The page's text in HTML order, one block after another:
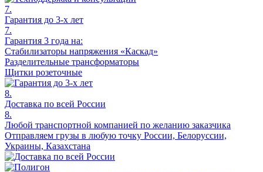
7.
Гарантия до 3-х лет
7.
Гарантия 3 года на:
Стабилизаторы напряжения «Каскад»
Разделительные трансформаторы
Щитки розеточные
8.
Доставка по всей России
8.
Любой транспортной компанией по желанию заказчика
Отправляем грузы в любую точку России, Белоруссии,
Украины, Казахстана